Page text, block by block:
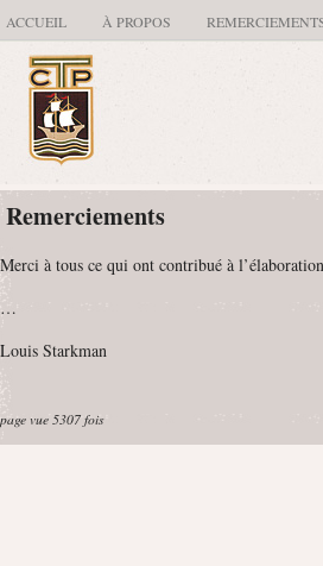
ACCUEIL À PROPOS
Remerciements
Merci à tous ce qui ont contribué à
…
Louis Starkman
page vue 5307 fois